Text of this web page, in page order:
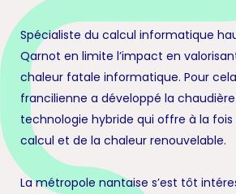
Spécialiste du calcul informatique
Qarnot en limite l’impact en
chaleur fatale informatique. Pour
francilienne a développé la
technologie hybride qui offre à la fois
calcul et de la chaleur renouvelable.
La métropole nantaise s’est tôt